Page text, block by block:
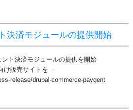
決済モジュールの提供開始
ト決済モジュールの提供を開始
け販売サイトを －
release/drupal-commerce-paygent